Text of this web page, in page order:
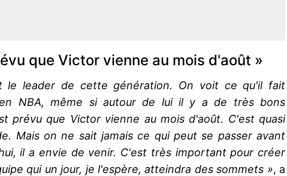
que Victor vienne au mois d'août »
le leader de cette génération. On voit ce qu'il fait
en NBA, même si autour de lui il y a de très bons
prévu que Victor vienne au mois d'août. C'est quasi
Mais on ne sait jamais ce qui peut se passer avant
il a envie de venir. C'est très important pour créer
qui un jour, je l'espère, atteindra des sommets », a